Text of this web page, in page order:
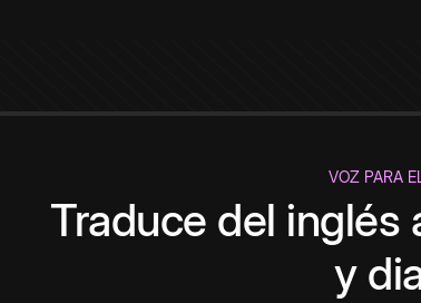
VOZ PARA
Traduce del inglés
y